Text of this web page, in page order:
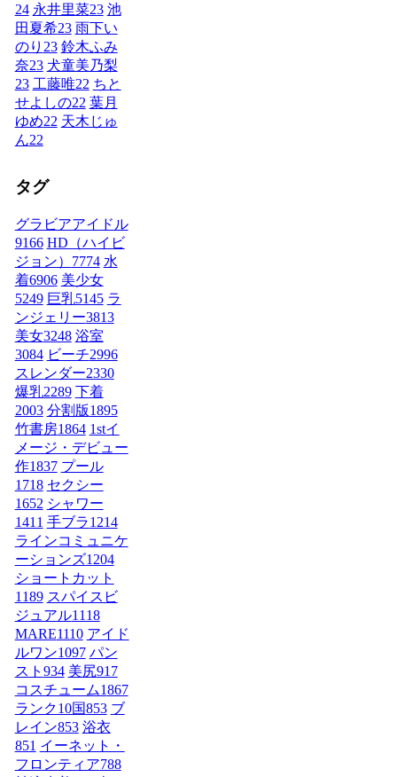
24 永井里菜23 池
田夏希23 雨下い
のり 23 鈴木ふみ
奈23 犬童美乃梨
23 工藤唯22 ちと
せよしの22 葉月
ゆめ22 天木じゅ
ん22
タグ
グラビアアイドル
9166 HD（ハイビ
ジョン） 7774 水
着6906 美少女
5249 巨乳5145 ラ
ンジェリー3813
美女3248 浴室
3084 ビーチ2996
スレンダー2330
爆乳2289 下着
2003 分割版1895
竹書房1864 1stイ
メージ・デビュー
作1837 プール
1718 セクシー
1652 シャワー
1411 手ブラ1214
ラインコミュニケ
ーションズ1204
ショートカット
1189 スパイスビ
ジュアル1118
MARE1110 アイド
ルワン1097 パン
スト 934 美尻917
コスチューム1867
ランク10国853 ブ
レイン853 浴衣
851 イーネット・
フロンティア788